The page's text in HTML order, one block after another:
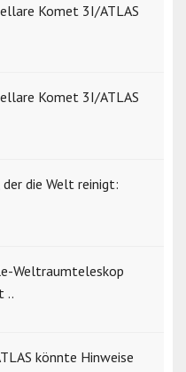
Komet 3I/ATLAS
Komet 3I/ATLAS
die Welt reinigt:
Weltraumteleskop
..
könnte Hinweise